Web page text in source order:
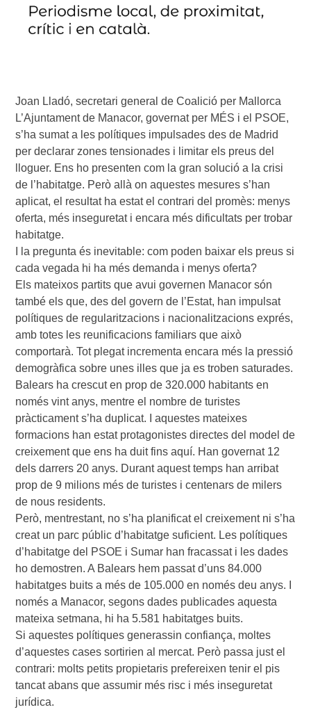
Joan Lladó, secretari general de Coalició per Mallorca
L’Ajuntament de Manacor, governat per MÉS i el PSOE,
s’ha sumat a les polítiques impulsades des de Madrid
per declarar zones tensionades i limitar els preus del
lloguer. Ens ho presenten com la gran solució a la crisi
de l’habitatge. Però allà on aquestes mesures s’han
aplicat, el resultat ha estat el contrari del promès: menys
oferta, més inseguretat i encara més dificultats per trobar
habitatge.
I la pregunta és inevitable: com poden baixar els preus si
cada vegada hi ha més demanda i menys oferta?
Els mateixos partits que avui governen Manacor són
també els que, des del govern de l’Estat, han impulsat
polítiques de regularitzacions i nacionalitzacions exprés,
amb totes les reunificacions familiars que això
comportarà. Tot plegat incrementa encara més la pressió
demogràfica sobre unes illes que ja es troben saturades.
Balears ha crescut en prop de 320.000 habitants en
només vint anys, mentre el nombre de turistes
pràcticament s’ha duplicat. I aquestes mateixes
formacions han estat protagonistes directes del model de
creixement que ens ha duit fins aquí. Han governat 12
dels darrers 20 anys. Durant aquest temps han arribat
prop de 9 milions més de turistes i centenars de milers
de nous residents.
Però, mentrestant, no s’ha planificat el creixement ni s’ha
creat un parc públic d’habitatge suficient. Les polítiques
d’habitatge del PSOE i Sumar han fracassat i les dades
ho demostren. A Balears hem passat d’uns 84.000
habitatges buits a més de 105.000 en només deu anys. I
només a Manacor, segons dades publicades aquesta
mateixa setmana, hi ha 5.581 habitatges buits.
Si aquestes polítiques generassin confiança, moltes
d’aquestes cases sortirien al mercat. Però passa just el
contrari: molts petits propietaris prefereixen tenir el pis
tancat abans que assumir més risc i més inseguretat
jurídica.